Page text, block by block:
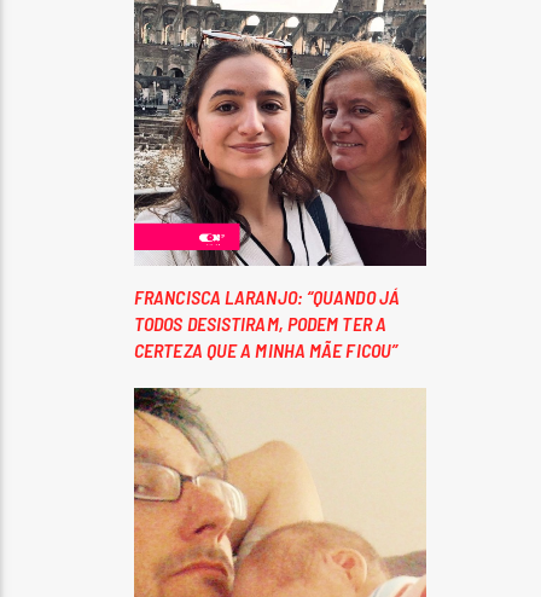
FRANCISCA LARANJO: “QUANDO JÁ
TODOS DESISTIRAM, PODEM TER A
CERTEZA QUE A MINHA MÃE FICOU”